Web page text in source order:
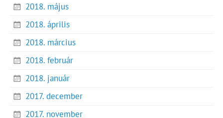
2018. május
2018. április
2018. március
2018. február
2018. január
2017. december
2017. november